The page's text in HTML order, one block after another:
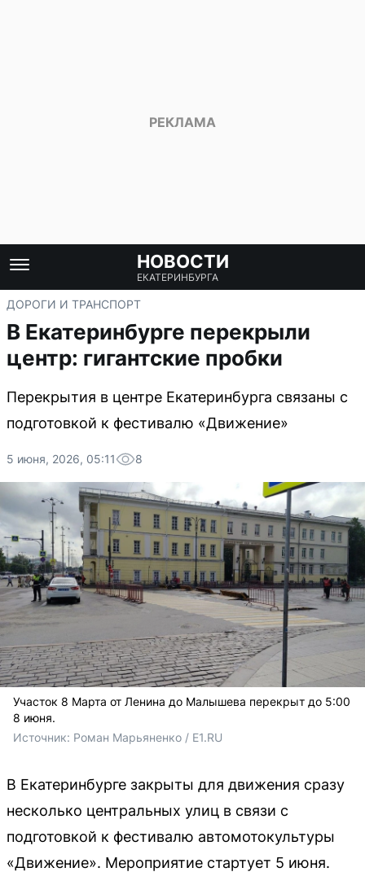
НОВОСТИ
ЕКАТЕРИНБУРГА
ДОРОГИ И ТРАНСПОРТ
В Екатеринбурге перекрыли
центр: гигантские пробки
Перекрытия в центре Екатеринбурга связаны с
подготовкой к фестивалю «Движение»
5 июня, 2026, 05:11 8
Участок 8 Марта от Ленина до Малышева перекрыт до 5:00
8 июня.
Источник: Роман Марьяненко / E1.RU
В Екатеринбурге закрыты для движения сразу
несколько центральных улиц в связи с
подготовкой к фестивалю автомотокультуры
«Движение». Мероприятие стартует 5 июня.